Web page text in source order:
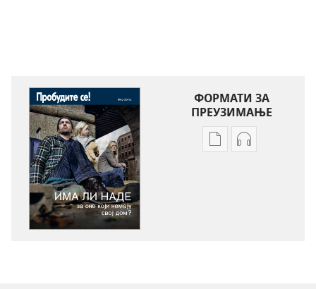
ФОРМАТИ ЗА
ПРЕУЗИМАЊЕ
ФорматиФормати